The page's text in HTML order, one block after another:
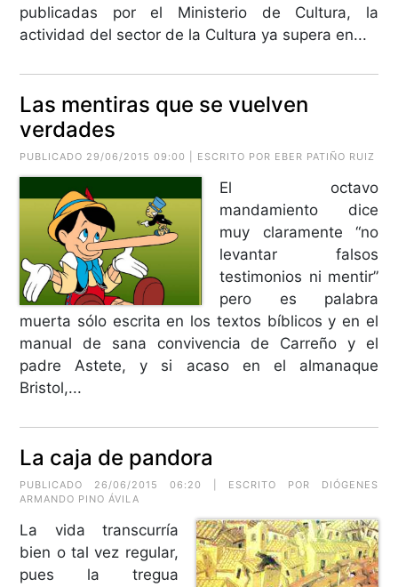
publicadas por el Ministerio de Cultura, la
actividad del sector de la Cultura ya supera en...
Las mentiras que se vuelven
verdades
PUBLICADO 29/06/2015 09:00 | ESCRITO POR EBER PATIÑO RUIZ
El octavo
mandamiento dice
muy claramente “no
levantar falsos
testimonios ni mentir”
pero es palabra
muerta sólo escrita en los textos bíblicos y en el
manual de sana convivencia de Carreño y el
padre Astete, y si acaso en el almanaque
Bristol,...
La caja de pandora
PUBLICADO 26/06/2015 06:20 | ESCRITO POR
DIÓGENES
ARMANDO PINO ÁVILA
La vida transcurría
bien o tal vez regular,
pues la tregua